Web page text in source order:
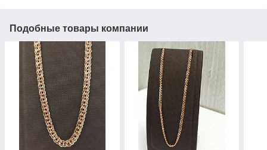
Подобные товары компании